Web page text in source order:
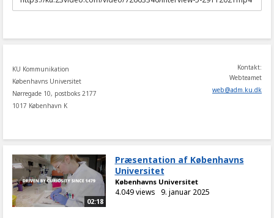
to
KU Kommunikation
Københavns Universitet
Nørregade 10, postboks 2177
1017 København K
Kontakt:
Webteamet
web@adm.ku.dk
02:18
Præsentation af Københavns
Universitet
Københavns Universitet
4.049 views 9. januar 2025